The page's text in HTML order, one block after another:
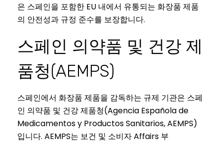
은 스페인을 포함한 EU 내에서 유통되는 화장품 제품
의 안전성과 규정 준수를 보장합니다.
스페인 의약품 및 건강 제
품청(AEMPS)
스페인에서 화장품 제품을 감독하는 규제 기관은 스페
인 의약품 및 건강 제품청(Agencia Española de
Medicamentos y Productos Sanitarios, AEMPS)
입니다. AEMPS는 보건 및 소비자 Affairs 부